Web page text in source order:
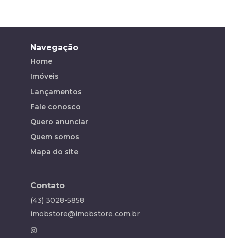
Navegação
Home
Imóveis
Lançamentos
Fale conosco
Quero anunciar
Quem somos
Mapa do site
Contato
(43) 3028-5858
imobstore@imobstore.com.br